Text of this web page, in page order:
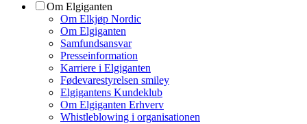
Om Elgiganten
Om Elkjøp Nordic
Om Elgiganten
Samfundsansvar
Presseinformation
Karriere i Elgiganten
Fødevarestyrelsen smiley
Elgigantens Kundeklub
Om Elgiganten Erhverv
Whistleblowing i organisationen